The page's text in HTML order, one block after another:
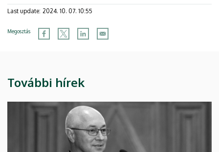
Last update: 2024. 10. 07. 10:55
Megosztás
További hírek